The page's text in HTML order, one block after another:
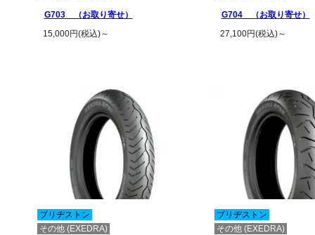
G703 （お取り寄せ）
15,000円(税込)～
G704 （お取り寄せ）
27,100円(税込)～
ブリヂストン
その他 (EXEDRA)
ブリヂストン
その他 (EXEDRA)